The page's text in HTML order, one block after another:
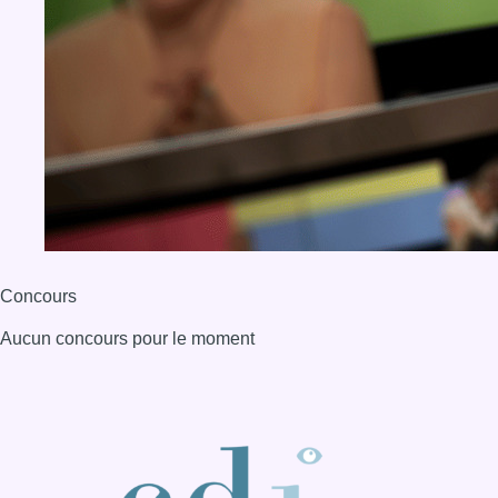
Concours
Aucun concours pour le moment